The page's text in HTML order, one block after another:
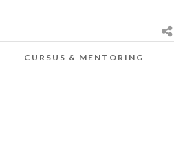
CURSUS & MENTORING